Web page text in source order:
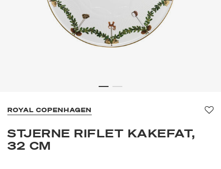
ROYAL COPENHAGEN
STJERNE RIFLET KAKEFAT,
32 CM